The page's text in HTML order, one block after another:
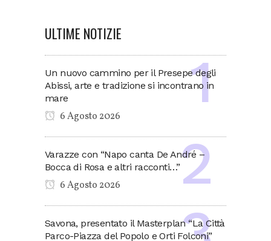
ULTIME NOTIZIE
Un nuovo cammino per il Presepe degli
Abissi, arte e tradizione si incontrano in
mare
6 Agosto 2026
Varazze con “Napo canta De André –
Bocca di Rosa e altri racconti…”
6 Agosto 2026
Savona, presentato il Masterplan “La Città
Parco-Piazza del Popolo e Orti Folconi”